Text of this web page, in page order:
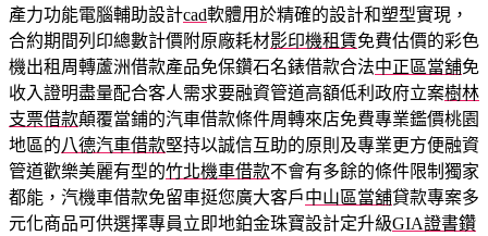
產力功能電腦輔助設計cad軟體用於精確的設計和塑型實現，
合約期間列印總數計價附原廠耗材影印機租賃免費估價的彩色
機出租周轉蘆洲借款產品免保鑽石名錶借款合法中正區當舖免
收入證明盡量配合客人需求要融資管道高額低利政府立案樹林
支票借款顛覆當鋪的汽車借款條件周轉來店免費專業鑑價桃園
地區的八德汽車借款堅持以誠信互助的原則及專業更方便融資
管道歡樂美麗有型的竹北機車借款不會有多餘的條件限制獨家
都能，汽機車借款免留車挺您廣大客戶中山區當舖貸款專案多
元化商品可供選擇專員立即地鉑金珠寶設計定升級GIA證書鑽